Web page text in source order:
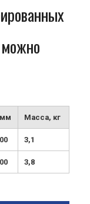
Масса, кг
3,1
3,8